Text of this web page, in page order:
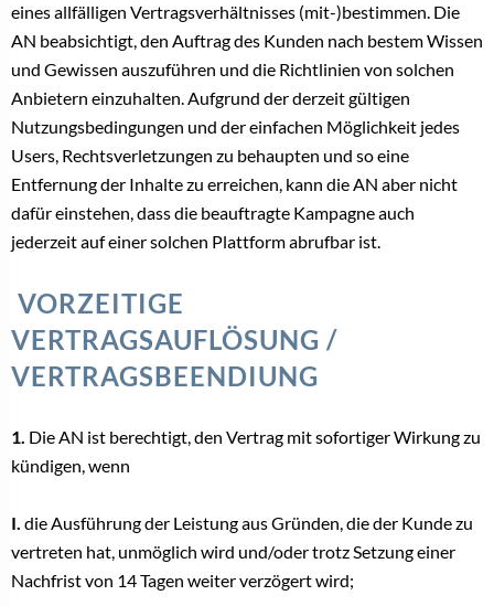
eines allfälligen Vertragsverhältnisses (mit-)bestimmen. Die
AN beabsichtigt, den Auftrag des Kunden nach bestem Wissen
und Gewissen auszuführen und die Richtlinien von solchen
Anbietern einzuhalten. Aufgrund der derzeit gültigen
Nutzungsbedingungen und der einfachen Möglichkeit jedes
Users, Rechtsverletzungen zu behaupten und so eine
Entfernung der Inhalte zu erreichen, kann die AN aber nicht
dafür einstehen, dass die beauftragte Kampagne auch
jederzeit auf einer solchen Plattform abrufbar ist.
VORZEITIGE
VERTRAGSAUFLÖSUNG /
VERTRAGSBEENDIUNG
1. Die AN ist berechtigt, den Vertrag mit sofortiger Wirkung zu
kündigen, wenn
I. die Ausführung der Leistung aus Gründen, die der Kunde zu
vertreten hat, unmöglich wird und/oder trotz Setzung einer
Nachfrist von 14 Tagen weiter verzögert wird;